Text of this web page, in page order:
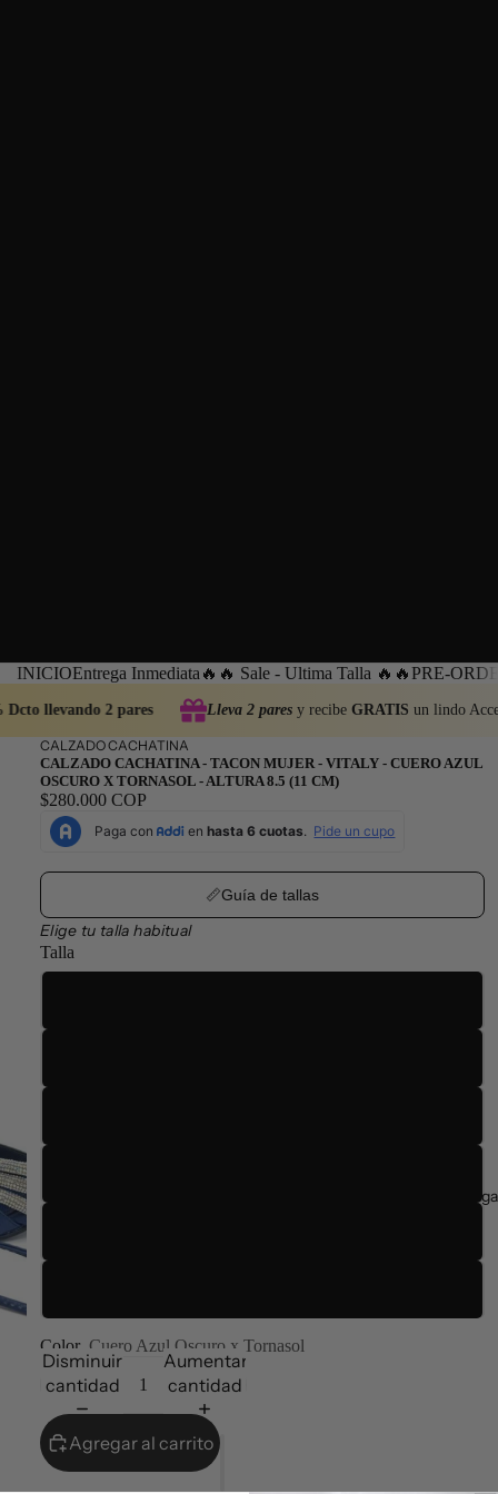
INICIOEntrega Inmediata 🔥🔥 Sale - Ultima Talla 🔥🔥PRE-
llevando 2 pares Lleva 2 paresy recibeGRATIS un lindo
CALZADO CACHATINA
CALZADO CACHATINA - TACON MUJER - VITALY - CUERO AZUL
OSCURO X TORNASOL - ALTURA 8.5 (11 CM)
$280.000 COP
📏Guía de tallas
Elige tu talla habitual
Talla
Color Cuero Azul Oscuro x Tornasol
Disminuir
cantidad
Aumentar
cantidad
Agregar al carrito